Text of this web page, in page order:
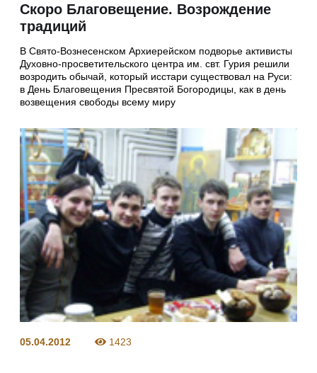
Скоро Благовещение. Возрождение
традиций
В Свято-Вознесенском Архиерейском подворье активисты
Духовно-просветительского центра им. свт. Гурия решили
возродить обычай, который исстари существовал на Руси:
в День Благовещения Пресвятой Богородицы, как в день
возвещения свободы всему миру
05.04.2012 1423